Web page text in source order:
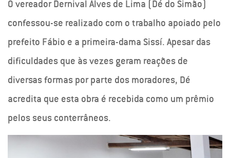
O vereador Dernival Alves de Lima (Dé do Simão)
confessou-se realizado com o trabalho apoiado pelo
prefeito Fábio e a primeira-dama Sissí. Apesar das
dificuldades que às vezes geram reações de
diversas formas por parte dos moradores, Dé
acredita que esta obra é recebida como um prêmio
pelos seus conterrâneos.